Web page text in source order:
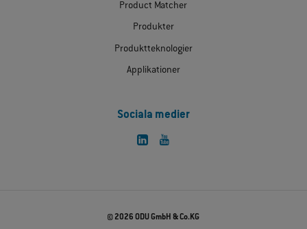
Product Matcher
Produkter
Produktteknologier
Applikationer
Sociala medier
© 2026 ODU GmbH & Co.KG